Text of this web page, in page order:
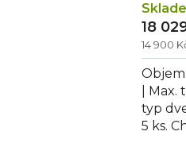
14 900
18
|
typ
5 ks.